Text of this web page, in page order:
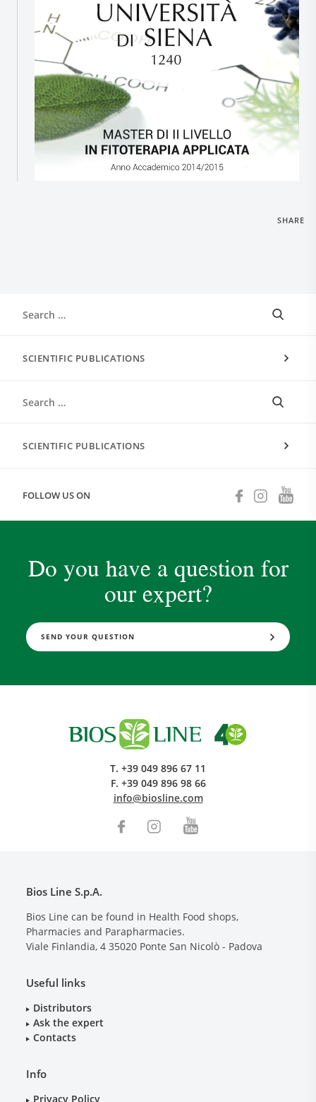
SHARE
SCIENTIFIC PUBLICATIONS
SCIENTIFIC PUBLICATIONS
FOLLOW US ON
Do you have a question for
our expert?
SEND YOUR QUESTION
T. +39 049 896 67 11
F. +39 049 896 98 66
info@biosline.com
Bios Line S.p.A.
Bios Line can be found in Health Food shops,
Pharmacies and Parapharmacies.
Viale Finlandia, 4 35020 Ponte San Nicolò - Padova
Useful links
Distributors
Ask the expert
Contacts
Info
Privacy Policy